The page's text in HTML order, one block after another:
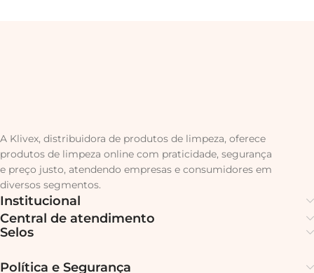
A Klivex, distribuidora de produtos de limpeza, oferece
produtos de limpeza online com praticidade, segurança
e preço justo, atendendo empresas e consumidores em
diversos segmentos.
Institucional
Central de atendimento
Selos
Política e Segurança